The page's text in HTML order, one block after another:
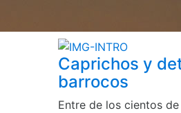
Caprichos y
barrocos
Entre de los cientos